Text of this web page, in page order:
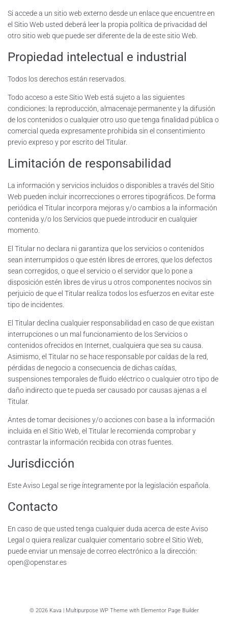
Si accede a un sitio web externo desde un enlace que encuentre en
el Sitio Web usted deberá leer la propia política de privacidad del
otro sitio web que puede ser diferente de la de este sitio Web.
Propiedad intelectual e industrial
Todos los derechos están reservados.
Todo acceso a este Sitio Web está sujeto a las siguientes
condiciones: la reproducción, almacenaje permanente y la difusión
de los contenidos o cualquier otro uso que tenga finalidad pública o
comercial queda expresamente prohibida sin el consentimiento
previo expreso y por escrito del Titular.
Limitación de responsabilidad
La información y servicios incluidos o disponibles a través del Sitio
Web pueden incluir incorrecciones o errores tipográficos. De forma
periódica el Titular incorpora mejoras y/o cambios a la información
contenida y/o los Servicios que puede introducir en cualquier
momento.
El Titular no declara ni garantiza que los servicios o contenidos
sean interrumpidos o que estén libres de errores, que los defectos
sean corregidos, o que el servicio o el servidor que lo pone a
disposición estén libres de virus u otros componentes nocivos sin
perjuicio de que el Titular realiza todos los esfuerzos en evitar este
tipo de incidentes.
El Titular declina cualquier responsabilidad en caso de que existan
interrupciones o un mal funcionamiento de los Servicios o
contenidos ofrecidos en Internet, cualquiera que sea su causa.
Asimismo, el Titular no se hace responsable por caídas de la red,
pérdidas de negocio a consecuencia de dichas caídas,
suspensiones temporales de fluido eléctrico o cualquier otro tipo de
daño indirecto que te pueda ser causado por causas ajenas a el
Titular.
Antes de tomar decisiones y/o acciones con base a la información
incluida en el Sitio Web, el Titular le recomienda comprobar y
contrastar la información recibida con otras fuentes.
Jurisdicción
Este Aviso Legal se rige íntegramente por la legislación española.
Contacto
En caso de que usted tenga cualquier duda acerca de este Aviso
Legal o quiera realizar cualquier comentario sobre el Sitio Web,
puede enviar un mensaje de correo electrónico a la dirección:
open@openstar.es
© 2026 Kava | Multipurpose WP Theme with Elementor Page Builder